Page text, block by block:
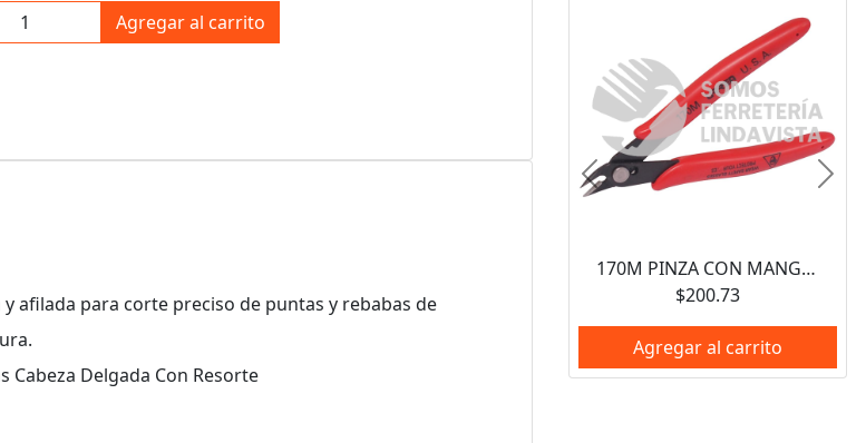
Agregar al carrito
afilada para corte preciso de puntas y rebabas de
Cabeza Delgada Con Resorte
170M PINZA CON MANGO RUBBER GRIP PARA ELECTRONICA DE 5-1/8" CORTE AL RAS 22GRADOSURREA
$200.73
Agregar al carrito
Anterior